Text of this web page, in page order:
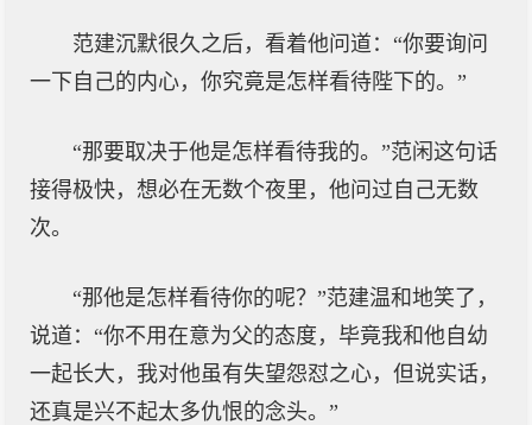
范建沉默很久之后，看着他问道：“你要询问
一下自己的内心，你究竟是怎样看待陛下的。”
“那要取决于他是怎样看待我的。”范闲这句话
接得极快，想必在无数个夜里，他问过自己无数
次。
“那他是怎样看待你的呢？”范建温和地笑了，
说道：“你不用在意为父的态度，毕竟我和他自幼
一起长大，我对他虽有失望怨怼之心，但说实话，
还真是兴不起太多仇恨的念头。”